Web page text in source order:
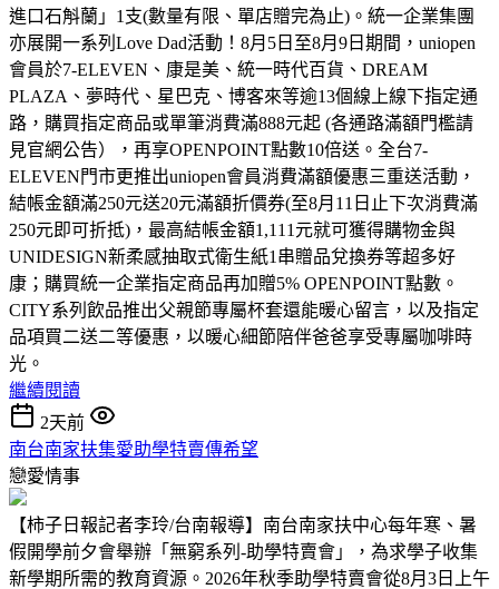
進口石斛蘭」1支(數量有限、單店贈完為止)。統一企業集團
亦展開一系列Love Dad活動！8月5日至8月9日期間，uniopen
會員於7-ELEVEN、康是美、統一時代百貨、DREAM
PLAZA、夢時代、星巴克、博客來等逾13個線上線下指定通
路，購買指定商品或單筆消費滿888元起 (各通路滿額門檻請
見官網公告），再享OPENPOINT點數10倍送。全台7-
ELEVEN門市更推出uniopen會員消費滿額優惠三重送活動，
結帳金額滿250元送20元滿額折價券(至8月11日止下次消費滿
250元即可折抵)，最高結帳金額1,111元就可獲得購物金與
UNIDESIGN新柔感抽取式衛生紙1串贈品兌換券等超多好
康；購買統一企業指定商品再加贈5% OPENPOINT點數。
CITY系列飲品推出父親節專屬杯套還能暖心留言，以及指定
品項買二送二等優惠，以暖心細節陪伴爸爸享受專屬咖啡時
光。
繼續閱讀
2天前
南台南家扶集愛助學特賣傳希望
戀愛情事
【柿子日報記者李玲/台南報導】南台南家扶中心每年寒、暑
假開學前夕會舉辦「無窮系列-助學特賣會」，為求學子收集
新學期所需的教育資源。2026年秋季助學特賣會從8月3日上午